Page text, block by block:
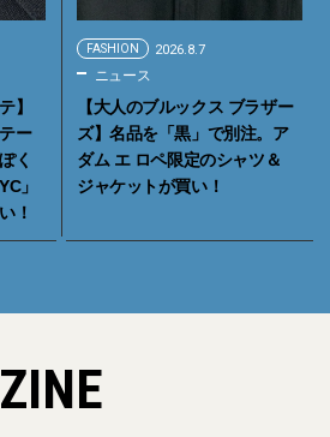
】
ー
く
」
！
FASHION 2026.8.7
ニュース
【大人のブルックス ブラザー
ズ】名品を「黒」で別注。ア
ダム エ ロペ限定のシャツ＆
ジャケットが買い！